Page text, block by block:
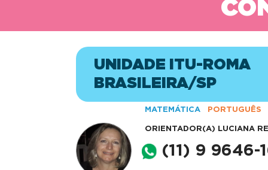
UNIDADE ITU-ROMA
BRASILEIRA/SP
MATEMÁTICA PORTUGUÊS
ORIENTADOR(A) LUCIANA
(11) 9 9646-